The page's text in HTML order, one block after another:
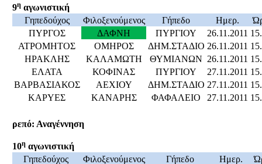
9η αγωνιστική
Γηπεδούχος
Φιλοξενούμενος Γήπεδο Ημερ.
ΠΥΡΓΟΣ
ΔΑΦΝΗ ΠΥΡΓΙΟΥ 26.11.2011
ΑΤΡΟΜΗΤΟΣ
ΟΜΗΡΟΣ ΔΗΜ.ΣΤΑΔΙΟ 26.11.2011
ΗΡΑΚΛΗΣ
ΚΑΛΑΜΩΤΗ ΘΥΜΙΑΝΩΝ 26.11.2011
ΕΛΑΤΑ
ΚΟΦΙΝΑΣ ΠΥΡΓΙΟΥ 27.11.2011
ΒΑΡΒΑΣΙΑΚΟΣ
ΑΕΧΙΟΥ ΔΗΜ.ΣΤΑΔΙΟ 27.11.2011
ΚΑΡΥΕΣ
ΚΑΝΑΡΗΣ ΦΑΦΑΛΕΙΟ 27.11.2011
ρεπό: Αναγέννηση
10η αγωνιστική
Γηπεδούχος
Φιλοξενούμενος Γήπεδο Ημερ.